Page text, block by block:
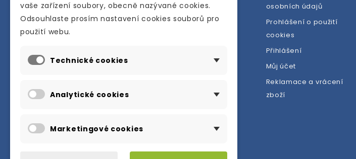
Internetové a kamenné knihkupectví se
anglického jazyka.
Karly Machové 48 Beroun 266 01
info@englishbooks.cz
osobních údajů
Prohlášení o použití
cookies
Přihlášení
Můj účet
Reklamace a vrácení
zboží
vaše zařízení soubory, obecně nazývané cookies.
Odsouhlaste prosím nastavení cookies souborů pro
použití webu.
Technické cookies
Analytické cookies
Marketingové cookies